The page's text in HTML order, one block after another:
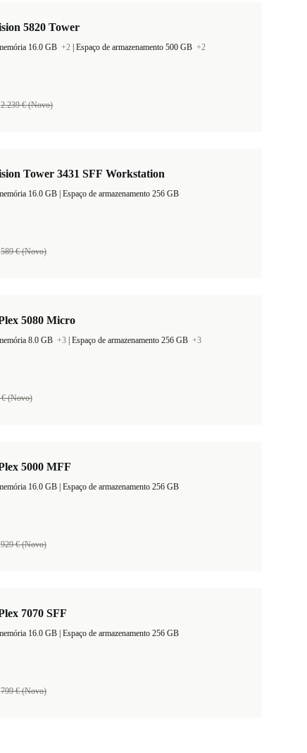
5820 Tower
16.0 GB +2 Espaço de armazenamento 500 GB +2
2.239 € (Novo)
Tower 3431 SFF Workstation
Espaço de armazenamento 256 GB
589 € (Novo)
5080 Micro
8.0 GB +3 Espaço de armazenamento 256 GB +3
€ (Novo)
5000 MFF
Espaço de armazenamento 256 GB
929 € (Novo)
7070 SFF
Espaço de armazenamento 256 GB
799 € (Novo)